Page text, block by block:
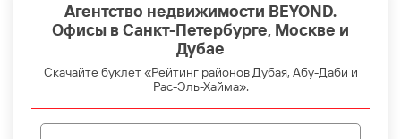
Агентство недвижимости BEYOND.
Офисы в Санкт-Петербурге, Москве и
Дубае
Скачайте буклет «Рейтинг районов Дубая, Абу-Даби и
Рас-Эль-Хайма».